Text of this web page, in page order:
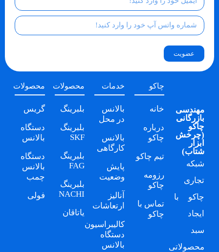
عضویت
مهندسی
بازرگانی
چاکو
(چرخش
ابزار
شتاب)
شبکه
تجاری
چاکو با
ایجاد
سبد
محصولاتی
چاکو
خانه
درباره
چاکو
تیم چاکو
رزومه
چاکو
تماس با
چاکو
خدمات
بالانس
در محل
بالانس
کارگاهی
پایش
وضعیت
آنالیز
ارتعاشات
کالیبراسیون
دستگاه
بالانس
محصولات
بلبرینگ
بلبرینگ
SKF
بلبرینگ
FAG
بلبرینگ
NACHI
یاتاقان
محصولات
گریس
دستگاه
بالانس
دستگاه
بالانس
چمب
فولی